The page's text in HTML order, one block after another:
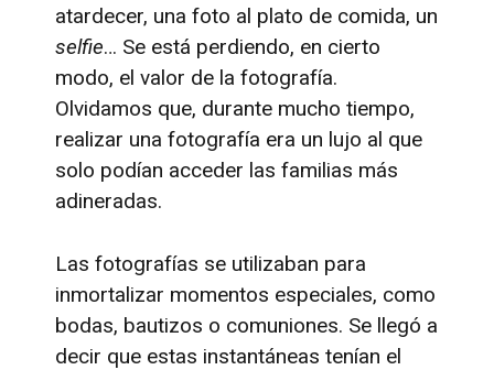
atardecer, una foto al plato de comida, un
selfie… Se está perdiendo, en cierto
modo, el valor de la fotografía.
Olvidamos que, durante mucho tiempo,
realizar una fotografía era un lujo al que
solo podían acceder las familias más
adineradas.
Las fotografías se utilizaban para
inmortalizar momentos especiales, como
bodas, bautizos o comuniones. Se llegó a
decir que estas instantáneas tenían el